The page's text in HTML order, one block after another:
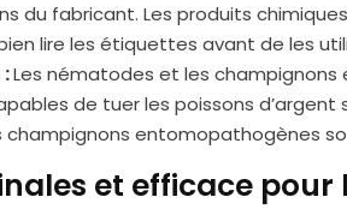
du fabricant. Les produits
lire les étiquettes avant de les
Les nématodes et les
de tuer les poissons
champignons entomopathogènes
et efficace